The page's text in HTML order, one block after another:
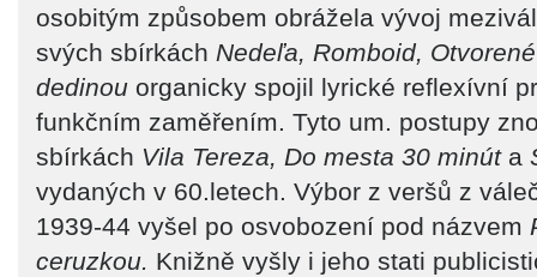
osobitým způsobem obrážela vývoj
svých sbírkách Nedeľa, Romboid,
dedinou organicky spojil lyrické reflexívní
funkčním zaměřením. Tyto um. postupy
sbírkách Vila Tereza, Do mesta 30 minúta
vydaných v 60.letech. Výbor z veršů z
1939-44 vyšel po osvobození pod názvem
ceruzkou. Knižně vyšly i jeho stati